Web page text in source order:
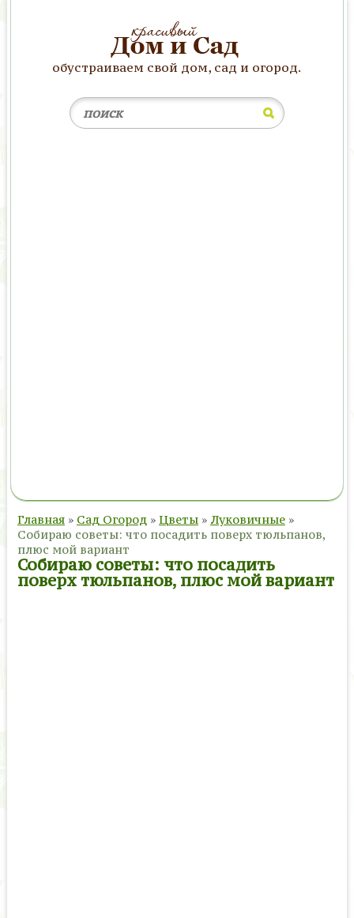
обустраиваем свой дом, сад и огород.
Главная » Сад Огород » Цветы » Луковичные »
Собираю советы: что посадить поверх тюльпанов,
плюс мой вариант
Собираю советы: что посадить
поверх тюльпанов, плюс мой вариант